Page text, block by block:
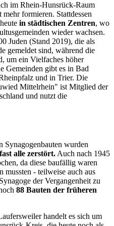
im Rhein-Hunsrück-Raum
formieren. Stattdessen
in städtischen Zentren, wo
wieder wachsen.
Juden (Stand 2019), die als
gemeldet sind, während die
um ein Vielfaches höher
Gemeinden gibt es in Bad
und in Trier. Die
Mittelrhein" ist Mitglied der
und nutzt die
Synagogenbauten wurden
fast alle zerstört. Auch nach 1945
da diese baufällig waren
mussten - teilweise auch aus
der Vergangenheit zu
88 Bauten der früheren
handelt es sich um